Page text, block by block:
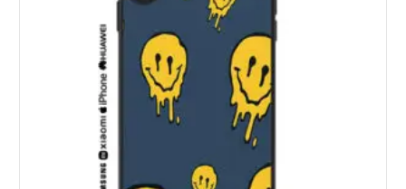
a
i
o
d
n